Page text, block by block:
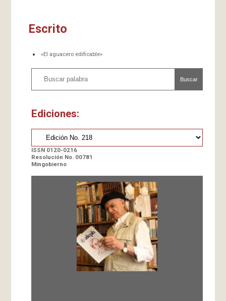
Escrito
«El aguacero edificable»
Buscar
Ediciones:
ISSN 0120-0216
Resolución No. 00781
Mingobierno